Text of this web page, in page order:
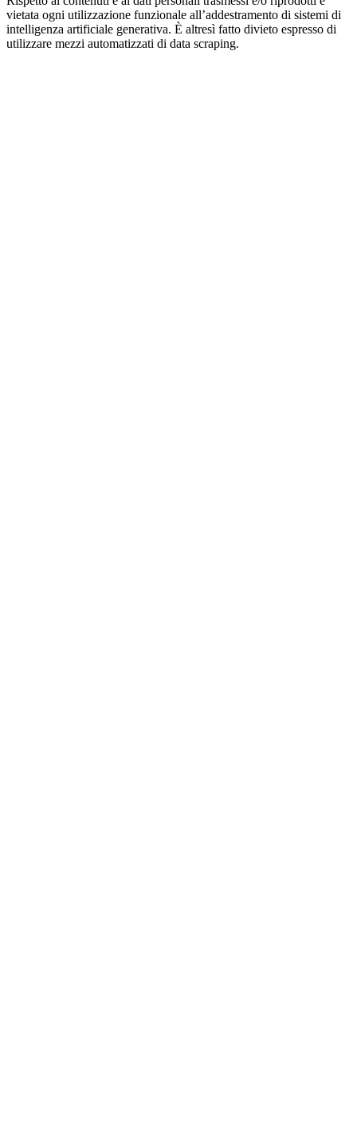
vietata ogni utilizzazione funzionale all’addestramento di sistemi di
intelligenza artificiale generativa. È altresì fatto divieto espresso di
utilizzare mezzi automatizzati di data scraping.